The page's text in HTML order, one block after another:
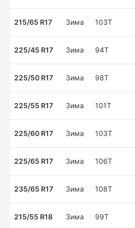
215/65 R17 Зима 103T
225/45 R17 Зима 94T
225/50 R17 Зима 98T
225/55 R17 Зима 101T
225/60 R17 Зима 103T
225/65 R17 Зима 106T
235/65 R17 Зима 108T
215/55 R18 Зима 99T